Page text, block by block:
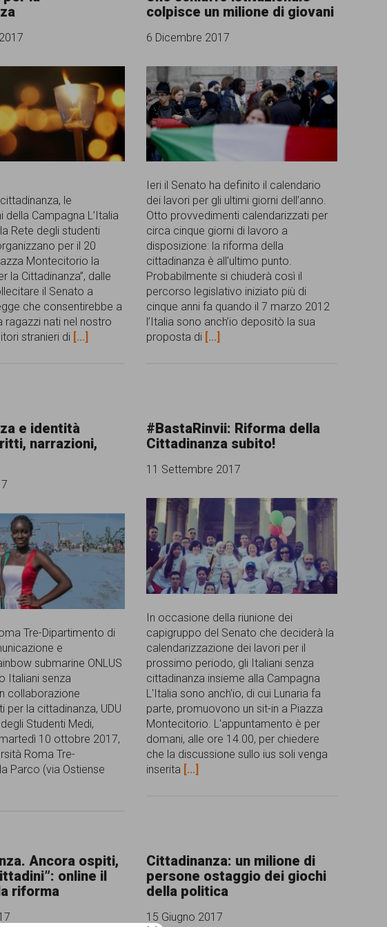
le
della Campagna L’Italia
Rete degli studenti
per il 20
Montecitorio la
la Cittadinanza”, dalle
il Senato a
che consentirebbe a
ragazzi nati nel nostro
stranieri di [...]
colpisce un milione di giovani
6 Dicembre 2017
Ieri il Senato ha definito il calendario
dei lavori per gli ultimi giorni dell’anno.
Otto provvedimenti calendarizzati per
circa cinque giorni di lavoro a
disposizione: la riforma della
cittadinanza è all’ultimo punto.
Probabilmente si chiuderà così il
percorso legislativo iniziato più di
cinque anni fa quando il 7 marzo 2012
l’Italia sono anch’io depositò la sua
proposta di [...]
e identità
narrazioni,
Tre-Dipartimento di
e
submarine ONLUS
Italiani senza
collaborazione
per la cittadinanza, UDU
Studenti Medi,
10 ottobre 2017,
Roma Tre-
Parco (via Ostiense
#BastaRinvii: Riforma della
Cittadinanza subito!
11 Settembre 2017
In occasione della riunione dei
capigruppo del Senato che deciderà la
calendarizzazione dei lavori per il
prossimo periodo, gli Italiani senza
cittadinanza insieme alla Campagna
L'Italia sono anch'io, di cui Lunaria fa
parte, promuovono un sit-in a Piazza
Montecitorio. L'appuntamento è per
domani, alle ore 14.00, per chiedere
che la discussione sullo ius soli venga
inserita [...]
Ancora ospiti,
online il
riforma
Cittadinanza: un milione di
persone ostaggio dei giochi
della politica
15 Giugno 2017